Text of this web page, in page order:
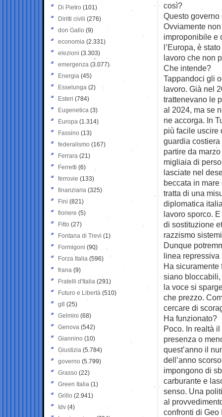
così?
Questo governo
Ovviamente
improponibile e
l’Europa, è
lavoro che non
Che intende?
Tappandoci gli
lavoro. Già nel
trattenevano le
al 2024, ma se
ne accorga. In
più facile uscire
guardia
partire da
migliaia di
lasciate nel
beccata in
tratta di una
diplomatica
lavoro sporco.
di sostituzione
razzismo
Dunque
linea
Ha sicuramente
siano
la voce si
che prezzo.
cercare di
Ha funzionato?
Poco. In realtà
presenza o
quest’anno il
dell’anno
impongono di
carburante e
senso. Una
al
confronti di Geo
Di Pietro (101)
Diritti civili (276)
don Gallo (9)
economia (2.331)
elezioni (3.303)
emergenza (3.077)
Energia (45)
Esselunga (2)
Esteri (784)
Eugenetica (3)
Europa (1.314)
Fassino (13)
federalismo (167)
Ferrara (21)
Ferretti (6)
ferrovie (133)
finanziaria (325)
Fini (821)
fioriere (5)
Fitto (27)
Fontana di Trevi (1)
Formigoni (90)
Forza Italia (596)
frana (9)
Fratelli d'Italia (291)
Futuro e Libertà (510)
g8 (25)
Gelmini (68)
Genova (542)
Giannino (10)
Giustizia (5.784)
governo (5.799)
Grasso (22)
Green Italia (1)
Grillo (2.941)
Idv (4)